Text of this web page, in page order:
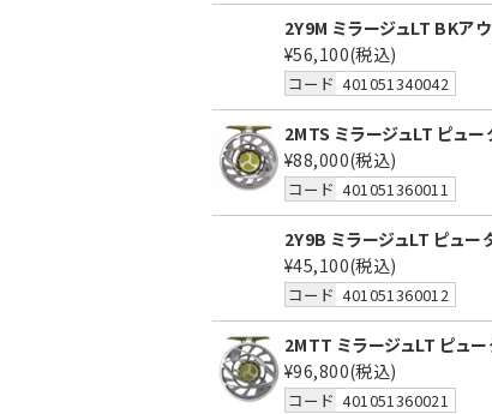
2Y9M ミラージュLT BKア
¥56,100(税込)
コード 401051340042
2MTS ミラージュLT ピュ
¥88,000(税込)
コード 401051360011
2Y9B ミラージュLT ピュー
¥45,100(税込)
コード 401051360012
2MTT ミラージュLT ピュ
¥96,800(税込)
コード 401051360021